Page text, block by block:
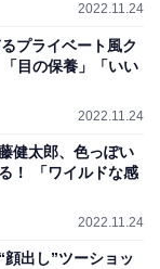
2022.11.24
プライベート風ク
目の保養」「いい
2022.11.24
健太郎、色っぽい
！ 「ワイルドな感
2022.11.24
出し”ツーショッ